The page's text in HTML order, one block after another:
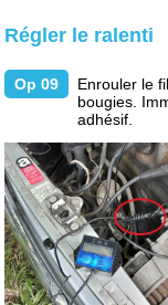
Régler le ralenti
Op 09
Enrouler le
bougies.
adhésif.